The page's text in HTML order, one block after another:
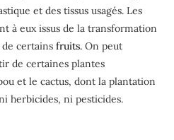
et des tissus usagés. Les
à eux issus de la transformation
certains fruits. On peut
de certaines plantes
et le cactus, dont la plantation
herbicides, ni pesticides.